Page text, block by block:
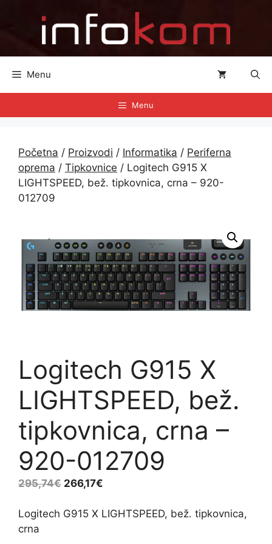
Menu
Menu
Početna / Proizvodi / Informatika / Periferna
oprema / Tipkovnice / Logitech G915 X
LIGHTSPEED, bež. tipkovnica, crna – 920-
012709
Logitech G915 X
LIGHTSPEED, bež.
tipkovnica, crna –
920-012709
295,74€ 266,17€
Logitech G915 X LIGHTSPEED, bež. tipkovnica,
crna